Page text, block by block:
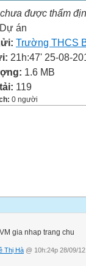
được thẩm
Dự án
Trường THCS
21h:47' 25-08-
1.6 MB
119
0 người
gia nhap trang chu
Thị Hà @ 10h:24p 28/09/12